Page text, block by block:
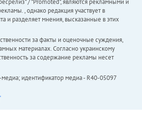
/ "Promoted", являются рекламными и
, однако редакция участвует в
и разделяет мнения, высказанные в этих
за факты и оценочные суждения,
материалах. Согласно украинскому
за содержание рекламы несет
идентификатор медиа - R40-05097